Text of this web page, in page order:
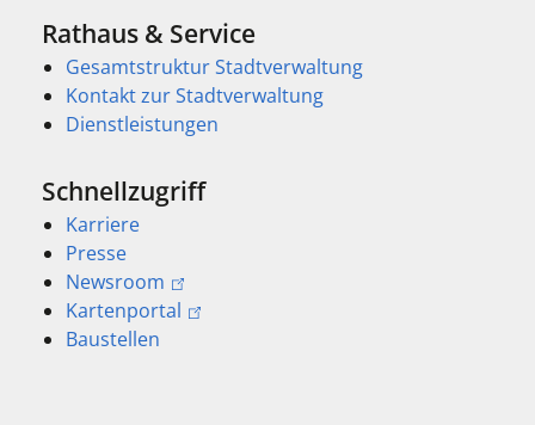
Rathaus & Service
Gesamtstruktur Stadtverwaltung
Kontakt zur Stadtverwaltung
Dienstleistungen
Schnellzugriff
Karriere
Presse
Newsroom
Kartenportal
Baustellen